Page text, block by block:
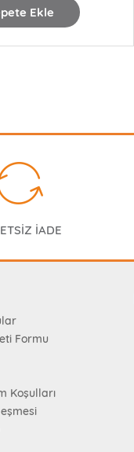
Ekle
İADE
Formu
Koşulları